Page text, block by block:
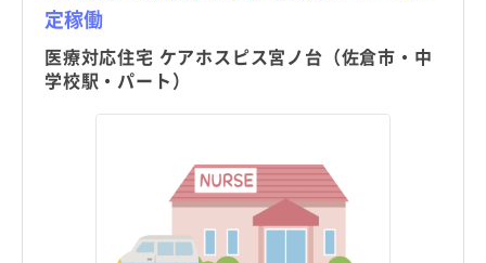
定稼働
医療対応住宅 ケアホスピス宮ノ台（佐倉市・中
学校駅・パート）